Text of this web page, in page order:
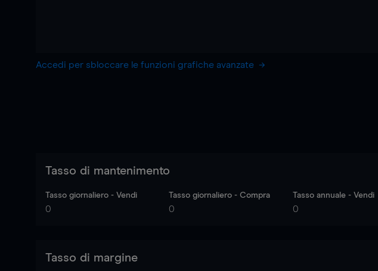
Accedi per sbloccare le funzioni grafiche avanzate
Tasso di mantenimento
Tasso giornaliero - Vendi
0
Tasso giornaliero - Compra
0
Tasso annuale - Vendi
0
Tasso di margine